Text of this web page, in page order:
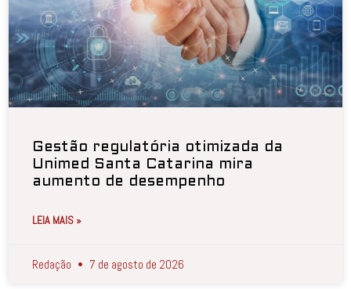
Gestão regulatória otimizada da
Unimed Santa Catarina mira
aumento de desempenho
LEIA MAIS »
Redação 7 de agosto de 2026